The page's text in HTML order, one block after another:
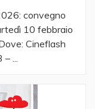
convegno
10 febbraio
Cineflash
...